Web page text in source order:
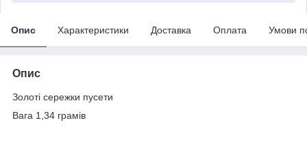
Опис Характеристики Доставка Оплата Умови
Опис
Золоті сережки пусети
Вага 1,34 грамів